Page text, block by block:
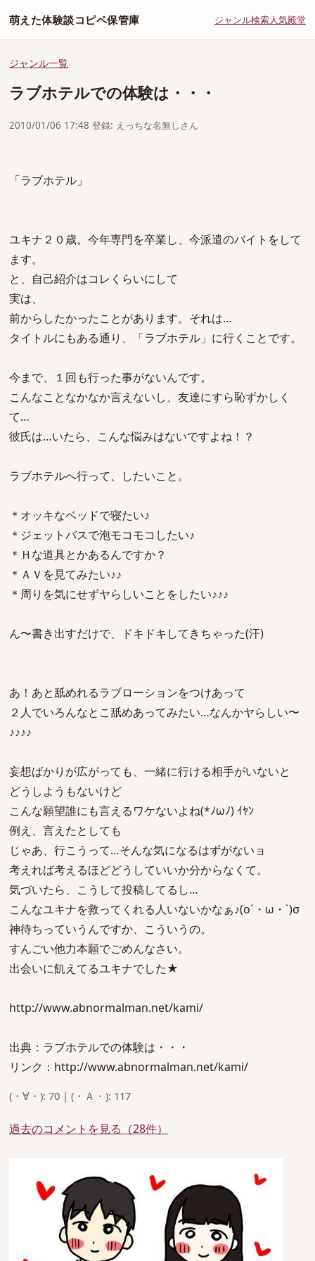
萌えた体験談コピペ保管庫 ジャンル検索人気殿堂
ジャンル一覧
ラブホテルでの体験は・・・
2010/01/06 17:48 登録: えっちな名無しさん
「ラブホテル」
ユキナ２０歳。今年専門を卒業し、今派遣のバイトをして
ます。
と、自己紹介はコレくらいにして
実は、
前からしたかったことがあります。それは…
タイトルにもある通り、「ラブホテル」に行くことです。
今まで、１回も行った事がないんです。
こんなことなかなか言えないし、友達にすら恥ずかしく
て…
彼氏は…いたら、こんな悩みはないですよね！？
ラブホテルへ行って、したいこと。
＊オッキなベッドで寝たい♪
＊ジェットバスで泡モコモコしたい♪
＊Ｈな道具とかあるんですか？
＊ＡＶを見てみたい♪♪
＊周りを気にせずヤらしいことをしたい♪♪♪
ん〜書き出すだけで、ドキドキしてきちゃった(汗)
あ！あと舐めれるラブローションをつけあって
２人でいろんなとこ舐めあってみたい…なんかヤらしい〜
♪♪♪♪
妄想ばかりが広がっても、一緒に行ける相手がいないと
どうしようもないけど
こんな願望誰にも言えるワケないよね(*ﾉωﾉ) ｲﾔﾝ
例え、言えたとしても
じゃあ、行こうって…そんな気になるはずがないョ
考えれば考えるほどどうしていいか分からなくて。
気づいたら、こうして投稿してるし…
こんなユキナを救ってくれる人いないかなぁ♪(o´・ω・`)σ
神待ちっていうんですか、こういうの。
すんごい他力本願でごめんなさい。
出会いに飢えてるユキナでした★
http://www.abnormalman.net/kami/
出典：ラブホテルでの体験は・・・
リンク：http://www.abnormalman.net/kami/
(・∀・): 70 | (・Ａ・): 117
過去のコメントを見る（28件）